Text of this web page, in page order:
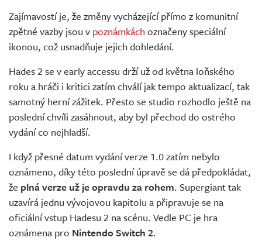
Zajímavostí je, že změny vycházející přímo z komunitní
zpětné vazby jsou v poznámkách označeny speciální
ikonou, což usnadňuje jejich dohledání.
Hades 2 se v early accessu drží už od května loňského
roku a hráči i kritici zatím chválí jak tempo aktualizací, tak
samotný herní zážitek. Přesto se studio rozhodlo ještě na
poslední chvíli zasáhnout, aby byl přechod do ostrého
vydání co nejhladší.
I když přesné datum vydání verze 1.0 zatím nebylo
oznámeno, díky této poslední úpravě se dá předpokládat,
že plná verze už je opravdu za rohem. Supergiant tak
uzavírá jednu vývojovou kapitolu a připravuje se na
oficiální vstup Hadesu 2 na scénu. Vedle PC je hra
oznámena pro Nintendo Switch 2.